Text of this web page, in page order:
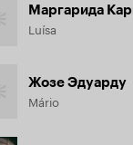
Маргарида
Luísa
Жозе Эдуарду
Mário